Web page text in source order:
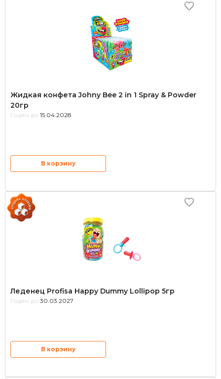
Жидкая конфета Johny Bee 2 in 1 Spray & Powder
20гр
Годен до: 15.04.2028
В корзину
Леденец Profisa Happy Dummy Lollipop 5гр
Годен до: 30.03.2027
В корзину